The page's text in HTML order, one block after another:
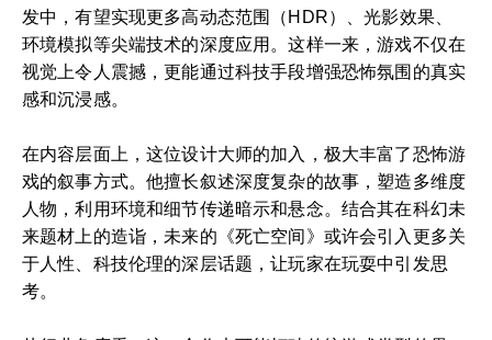
发中，有望实现更多高动态范围（HDR）、光影效果、
环境模拟等尖端技术的深度应用。这样一来，游戏不仅在
视觉上令人震撼，更能通过科技手段增强恐怖氛围的真实
感和沉浸感。
在内容层面上，这位设计大师的加入，极大丰富了恐怖游
戏的叙事方式。他擅长叙述深度复杂的故事，塑造多维度
人物，利用环境和细节传递暗示和悬念。结合其在科幻未
来题材上的造诣，未来的《死亡空间》或许会引入更多关
于人性、科技伦理的深层话题，让玩家在玩耍中引发思
考。